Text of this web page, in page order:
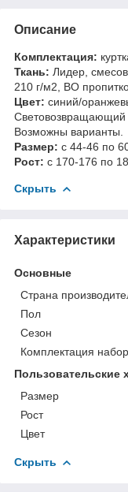
Описание
Комплектация:
Ткань: Лидер,
210 г/м2, ВО
Цвет: синий/
Световозвращающий
Возможны варианты.
Размер: с 44-46 по
Рост: с 170-176 по
Скрыть
Характеристики
Основные
Страна
Пол
Сезон
Комплектация
Пользовательские
Размер
Рост
Цвет
Скрыть